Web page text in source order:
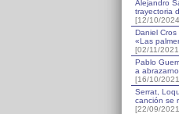
Alejandro
trayectoria
[12/10/
Daniel
«Las
[02/11/
Pablo
a
[16/10/
Serrat,
canción se
[22/09/